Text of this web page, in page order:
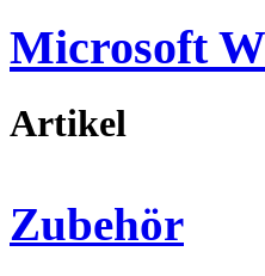
Microsoft
Artikel
Zubehör